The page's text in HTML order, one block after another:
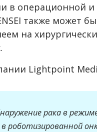
в операционной и
также может
на
Lightpoint
рака в